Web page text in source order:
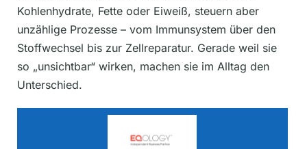
Kohlenhydrate, Fette oder Eiweiß, steuern aber
unzählige Prozesse – vom Immunsystem über den
Stoffwechsel bis zur Zellreparatur. Gerade weil sie
so „unsichtbar“ wirken, machen sie im Alltag den
Unterschied.